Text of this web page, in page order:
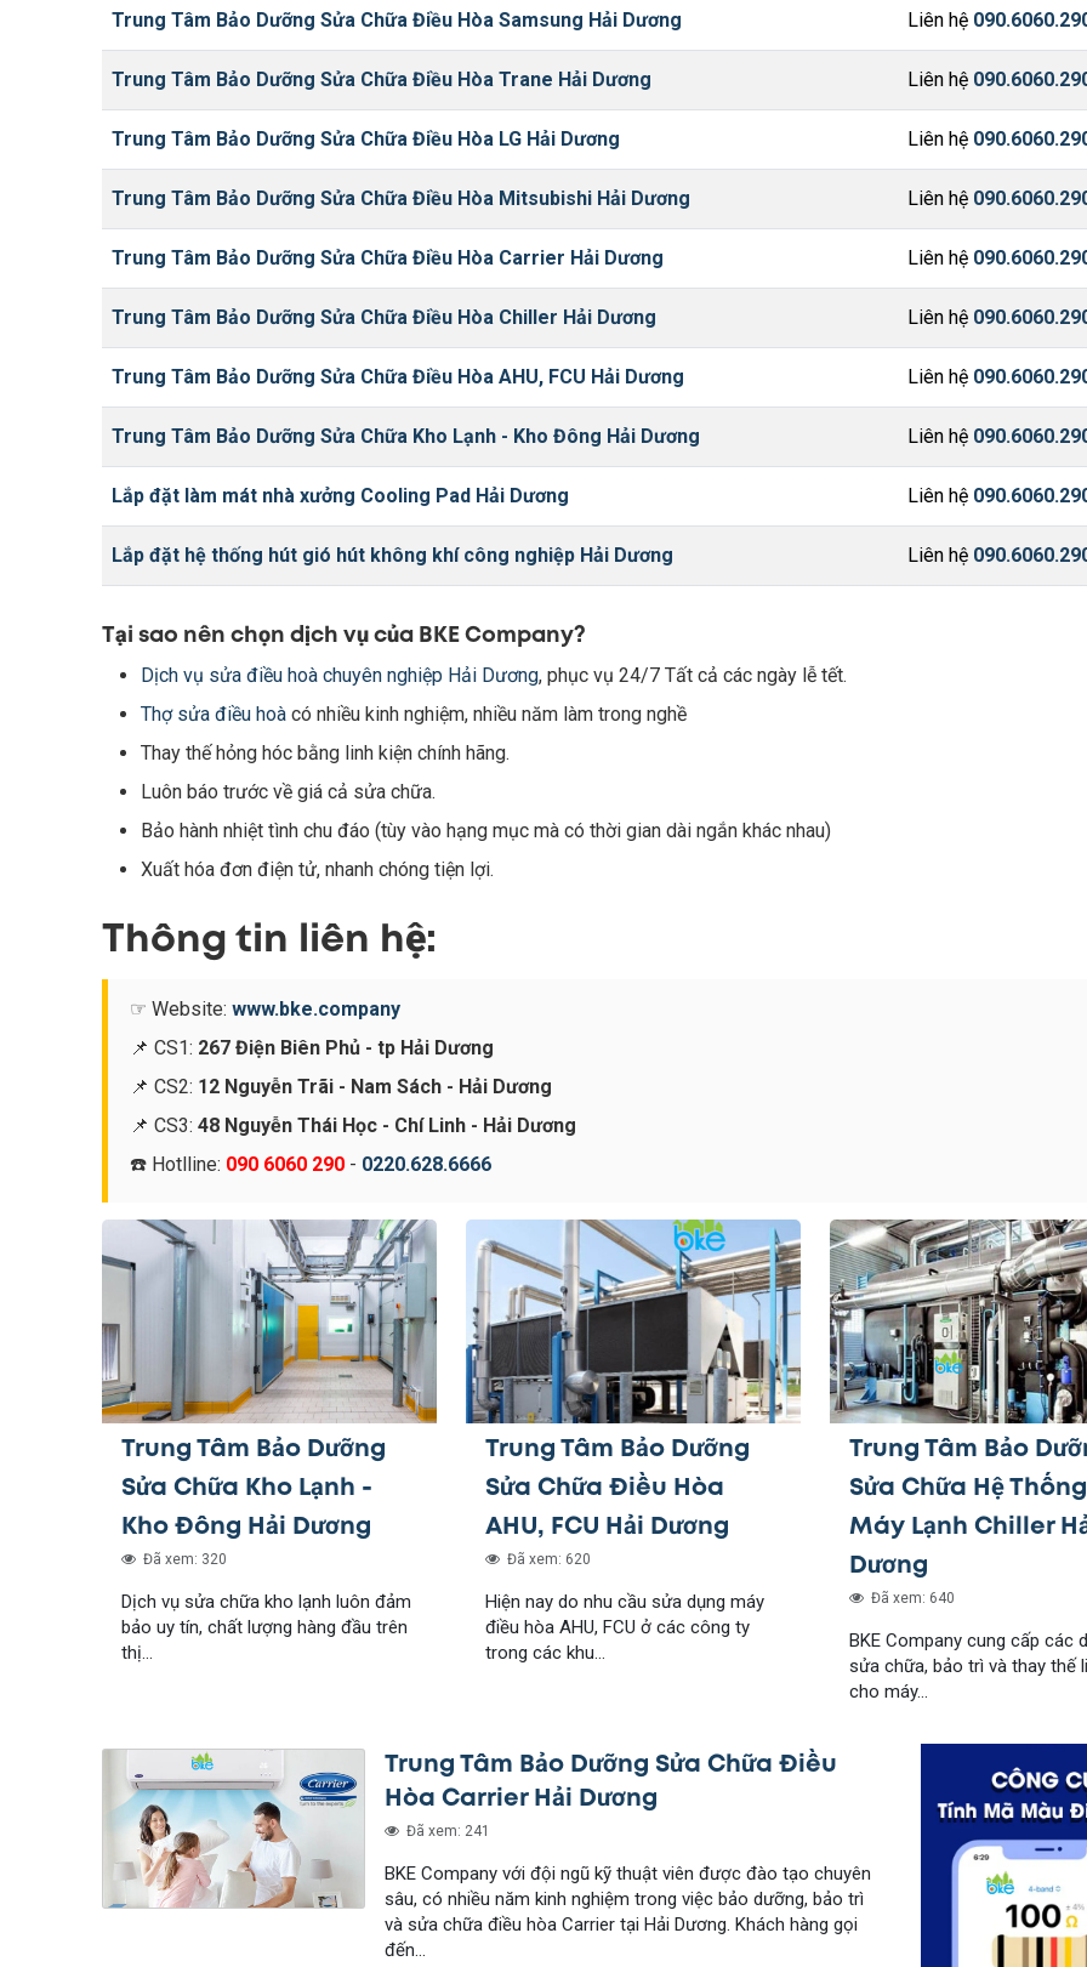
Trung Tâm Bảo Dưỡng Sửa Chữa Điều Hòa Samsung Hải Dương Liên hệ
Trung Tâm Bảo Dưỡng Sửa Chữa Điều Hòa Trane Hải Dương Liên hệ
Trung Tâm Bảo Dưỡng Sửa Chữa Điều Hòa LG Hải Dương Liên hệ
Trung Tâm Bảo Dưỡng Sửa Chữa Điều Hòa Mitsubishi Hải Dương Liên hệ
Trung Tâm Bảo Dưỡng Sửa Chữa Điều Hòa Carrier Hải Dương Liên hệ
Trung Tâm Bảo Dưỡng Sửa Chữa Điều Hòa Chiller Hải Dương Liên hệ
Trung Tâm Bảo Dưỡng Sửa Chữa Điều Hòa AHU, FCU Hải Dương Liên hệ
Trung Tâm Bảo Dưỡng Sửa Chữa Kho Lạnh - Kho Đông Hải Dương Liên hệ
Lắp đặt làm mát nhà xưởng Cooling Pad Hải Dương Liên hệ
Lắp đặt hệ thống hút gió hút không khí công nghiệp Hải Dương Liên hệ
Tại sao nên chọn dịch vụ của BKE Company?
Dịch vụ sửa điều hoà chuyên nghiệp Hải Dương, phục vụ 24/7 Tất cả các ngày lễ tết.
Thợ sửa điều hoà có nhiều kinh nghiệm, nhiều năm làm trong nghề
Thay thế hỏng hóc bằng linh kiện chính hãng.
Luôn báo trước về giá cả sửa chữa.
Bảo hành nhiệt tình chu đáo (tùy vào hạng mục mà có thời gian dài ngắn khác nhau)
Xuất hóa đơn điện tử, nhanh chóng tiện lợi.
Thông tin liên hệ:
☞ Website: www.bke.company
📌 CS1: 267 Điện Biên Phủ - tp Hải Dương
📌 CS2: 12 Nguyễn Trãi - Nam Sách - Hải Dương
📌 CS3: 48 Nguyễn Thái Học - Chí Linh - Hải Dương
☎️ Hotlline: 090 6060 290 - 0220.628.6666
Trung Tâm Bảo Dưỡng
Sửa Chữa Kho Lạnh -
Kho Đông Hải Dương
Đã xem: 320
Dịch vụ sửa chữa kho lạnh luôn đảm
bảo uy tín, chất lượng hàng đầu trên
thị...
Trung Tâm Bảo Dưỡng
Sửa Chữa Điều Hòa
AHU, FCU Hải Dương
Đã xem: 620
Hiện nay do nhu cầu sửa dụng máy
điều hòa AHU, FCU ở các công ty
trong các khu...
Trung Tâm Bảo
Sửa Chữa Hệ Thống
Máy Lạnh Chiller
Dương
Đã xem: 640
BKE Company cung cấp các
sửa chữa, bảo trì và thay thế
cho máy...
Trung Tâm Bảo Dưỡng Sửa Chữa Điều
Hòa Carrier Hải Dương
Đã xem: 241
BKE Company với đội ngũ kỹ thuật viên được đào tạo chuyên
sâu, có nhiều năm kinh nghiệm trong việc bảo dưỡng, bảo trì
và sửa chữa điều hòa Carrier tại Hải Dương. Khách hàng gọi
đến...